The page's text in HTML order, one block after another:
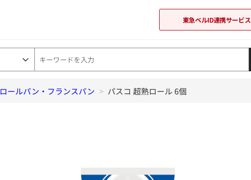
東急ベルID連携サービス
東急オンラインショップ
ロールパン・フランスパン > パスコ 超熟ロール 6個